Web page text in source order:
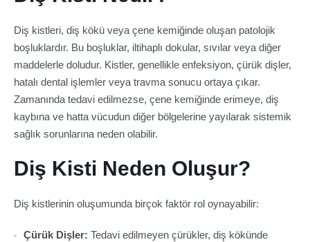
Diş kistleri, diş kökü veya çene kemiğinde oluşan patolojik
boşluklardır. Bu boşluklar, iltihaplı dokular, sıvılar veya diğer
maddelerle doludur. Kistler, genellikle enfeksiyon, çürük dişler,
hatalı dental işlemler veya travma sonucu ortaya çıkar.
Zamanında tedavi edilmezse, çene kemiğinde erimeye, diş
kaybına ve hatta vücudun diğer bölgelerine yayılarak sistemik
sağlık sorunlarına neden olabilir.
Diş Kisti Neden Oluşur?
Diş kistlerinin oluşumunda birçok faktör rol oynayabilir:
Çürük Dişler: Tedavi edilmeyen çürükler, diş kökünde